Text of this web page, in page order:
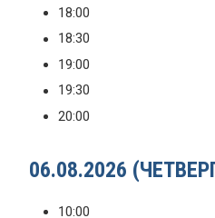
18:00
18:30
19:00
19:30
20:00
06.08.2026
10:00